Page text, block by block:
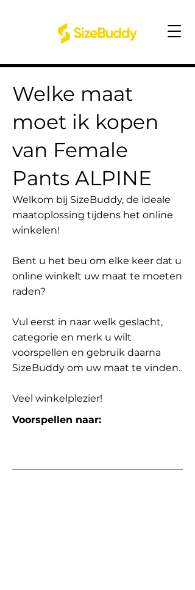
Welke maat
moet ik kopen
van Female
Pants ALPINE
Welkom bij SizeBuddy, de ideale
maatoplossing tijdens het online
winkelen!
Bent u het beu om elke keer dat u
online winkelt uw maat te moeten
raden?
Vul eerst in naar welk geslacht,
categorie en merk u wilt
voorspellen en gebruik daarna
SizeBuddy om uw maat te vinden.
Veel winkelplezier!
Voorspellen naar: